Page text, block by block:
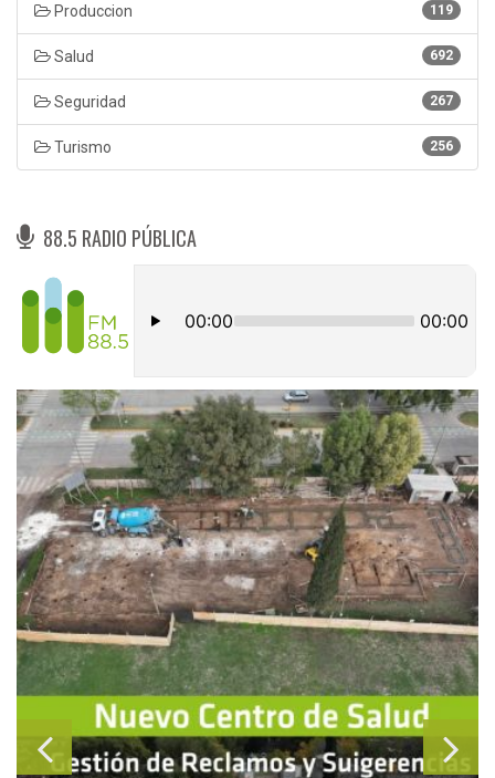
119
Produccion
692
Salud
267
Seguridad
256
Turismo
88.5 RADIO PÚBLICA